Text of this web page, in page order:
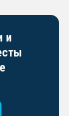
и